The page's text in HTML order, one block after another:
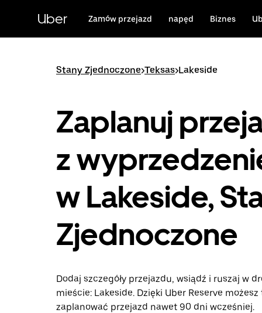
zawartości
Uber Zamów przejazd napęd Biznes
Stany Zjednoczone>Teksas>Lakeside
Zaplanuj
z
w Lakeside,
Zjednoczone
Dodaj szczegóły przejazdu, wsiądź i ruszaj w
mieście: Lakeside. Dzięki Uber Reserve możesz
zaplanować przejazd nawet 90 dni wcześniej.